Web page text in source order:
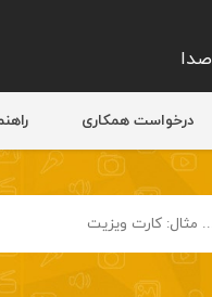
صدا
درخواست همکاری